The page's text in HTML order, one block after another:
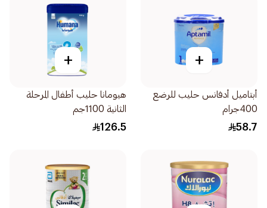
+
أبتاميل أدفانس حليب للرضع
400جرام
58.7
+
هيومانا حليب أطفال المرحلة
الثانية 1100جم
126.5